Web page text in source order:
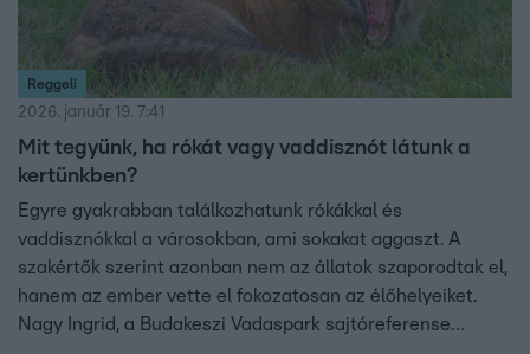
Reggeli
2026. január 19. 7:41
Mit tegyünk, ha rókát vagy vaddisznót látunk a
kertünkben?
Egyre gyakrabban találkozhatunk rókákkal és
vaddisznókkal a városokban, ami sokakat aggaszt. A
szakértők szerint azonban nem az állatok szaporodtak el,
hanem az ember vette el fokozatosan az élőhelyeiket.
Nagy Ingrid, a Budakeszi Vadaspark sajtóreferense